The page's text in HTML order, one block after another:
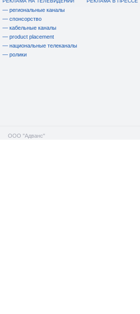
— региональные каналы
— спонсорство
— кабельные каналы
— product placement
— национальные телеканалы
— ролики
ООО "Адванс"